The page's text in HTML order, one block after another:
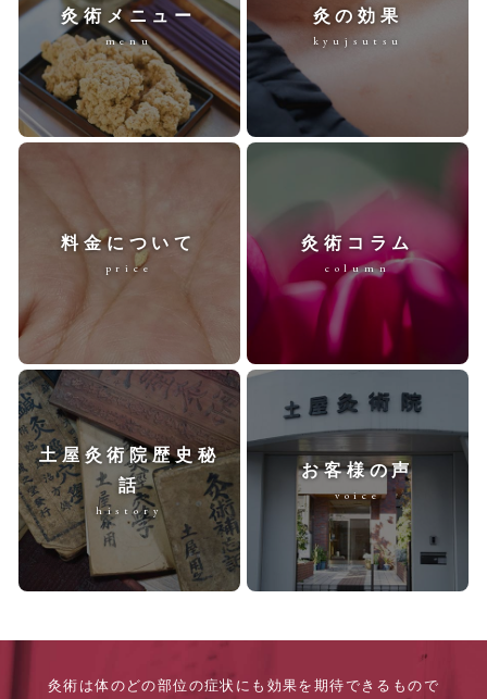
灸術メニュー
menu
灸の効果
kyujsutsu
料金について
price
灸術コラム
column
土屋灸術院歴史秘
話
history
お客様の声
voice
灸術は体のどの部位の症状にも効果を期待できるもので